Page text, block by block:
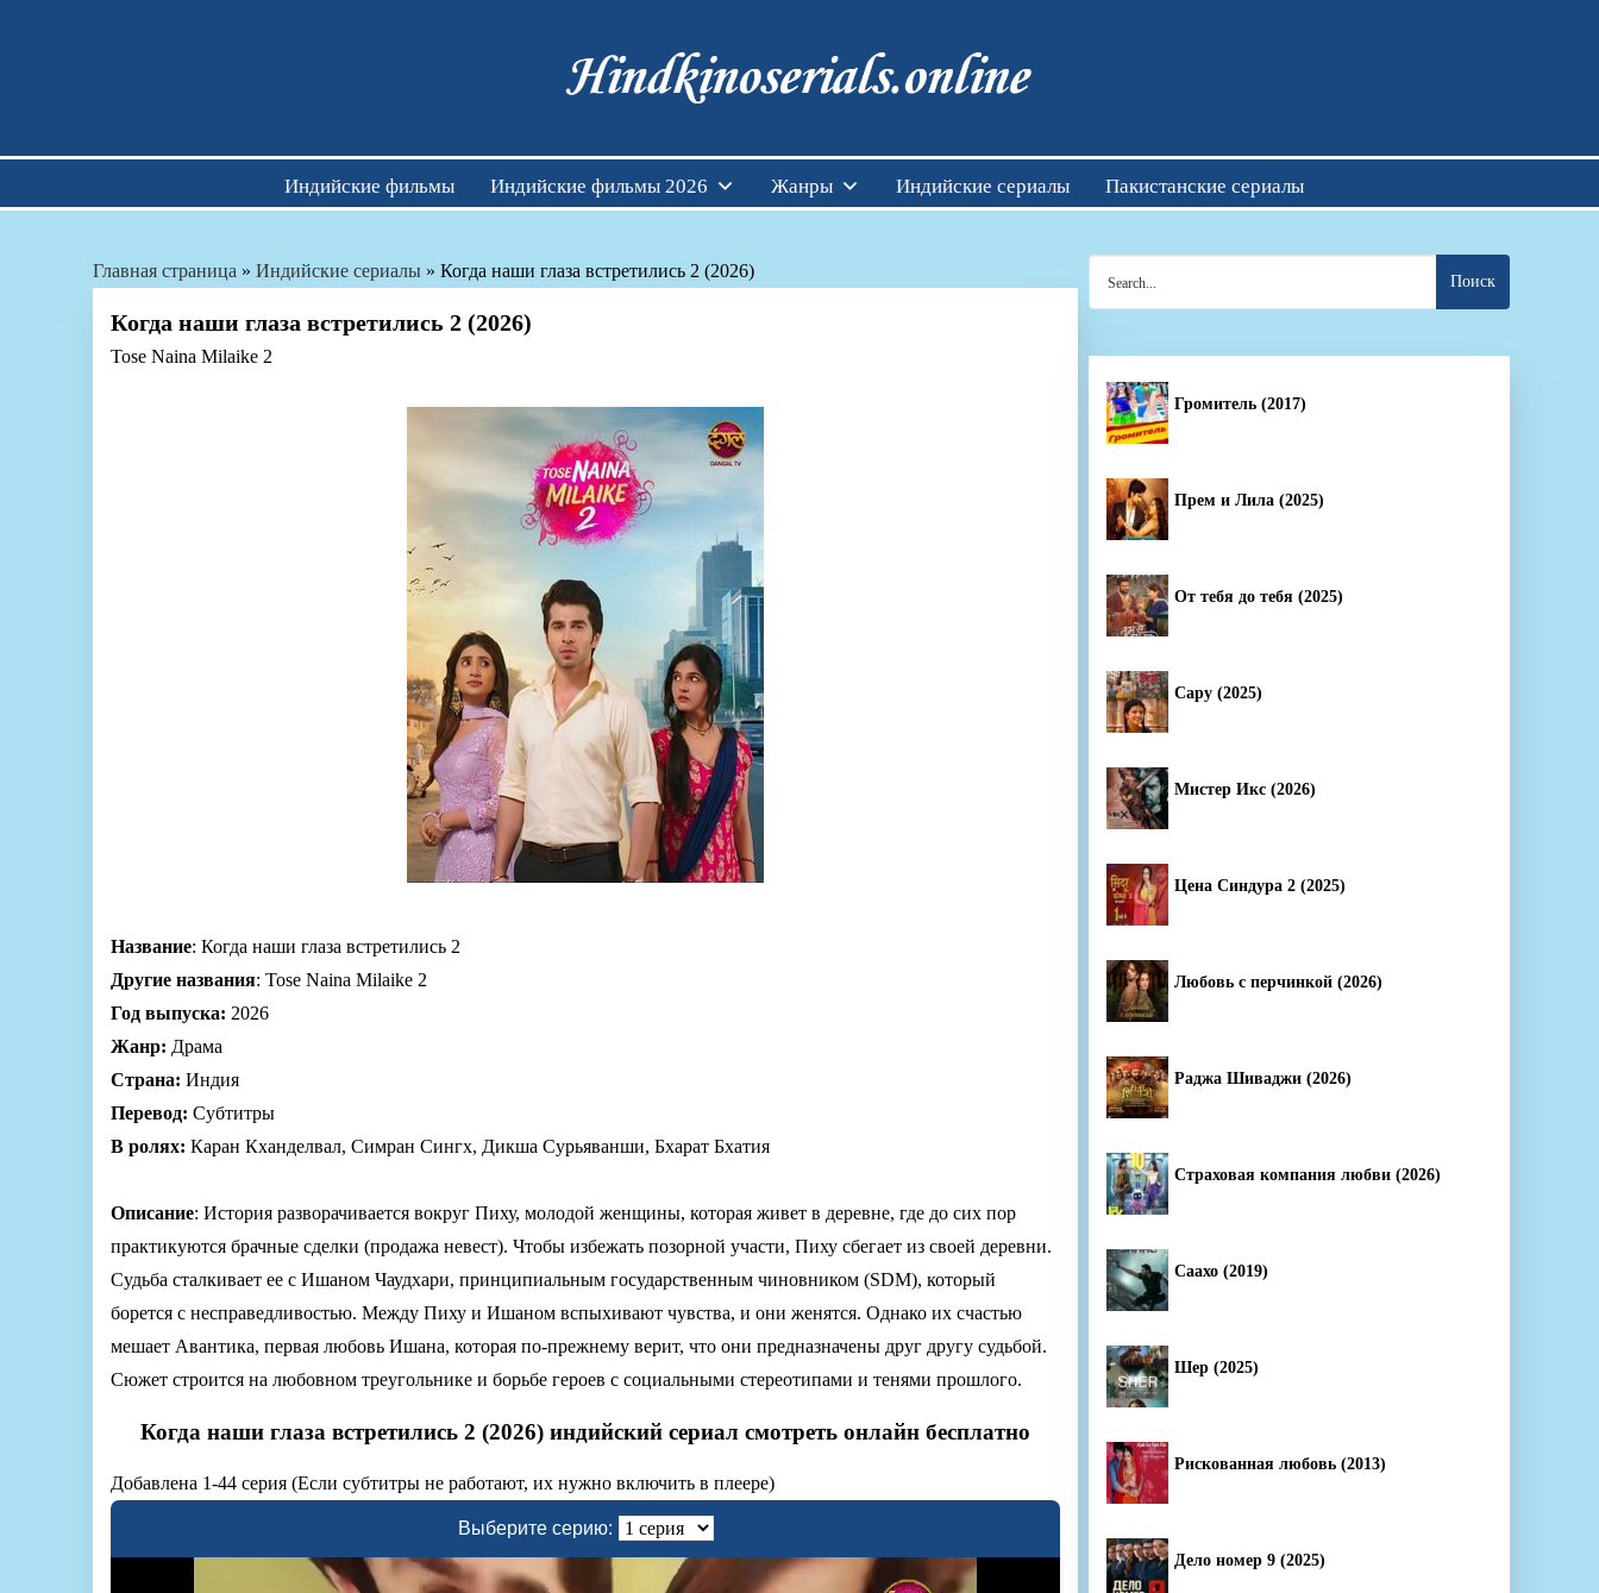
Индийские фильмы смотреть онлайн
Индийские фильмы Индийские фильмы 2026 Жанры Индийские сериалы Пакистанские сериалы
Главная страница » Индийские сериалы » Когда наши глаза встретились 2 (2026)
Когда наши глаза встретились 2 (2026)
Tose Naina Milaike 2
Название: Когда наши глаза встретились 2
Другие названия: Tose Naina Milaike 2
Год выпуска: 2026
Жанр: Драма
Страна: Индия
Перевод: Субтитры
В ролях: Каран Кханделвал, Симран Сингх, Дикша Сурьяванши, Бхарат Бхатия
Описание: История разворачивается вокруг Пиху, молодой женщины, которая живет в деревне, где до сих пор
практикуются брачные сделки (продажа невест). Чтобы избежать позорной участи, Пиху сбегает из своей деревни.
Судьба сталкивает ее с Ишаном Чаудхари, принципиальным государственным чиновником (SDM), который
борется с несправедливостью. Между Пиху и Ишаном вспыхивают чувства, и они женятся. Однако их счастью
мешает Авантика, первая любовь Ишана, которая по-прежнему верит, что они предназначены друг другу судьбой.
Сюжет строится на любовном треугольнике и борьбе героев с социальными стереотипами и тенями прошлого.
Когда наши глаза встретились 2 (2026) индийский сериал смотреть онлайн бесплатно
Добавлена 1-44 серия (Если субтитры не работают, их нужно включить в плеере)
Выберите серию:
for:
Громитель (2017)
Прем и Лила (2025)
От тебя до тебя (2025)
Сару (2025)
Мистер Икс (2026)
Цена Синдура 2 (2025)
Любовь с перчинкой (2026)
Раджа Шиваджи (2026)
Страховая компания любви (2026)
Саахо (2019)
Шер (2025)
Рискованная любовь (2013)
Дело номер 9 (2025)